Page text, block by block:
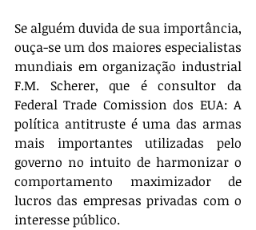
Se alguém duvida de sua importância,
ouça-se um dos maiores especialistas
mundiais em organização industrial
F.M. Scherer, que é consultor da
Federal Trade Comission dos EUA: A
política antitruste é uma das armas
mais importantes utilizadas pelo
governo no intuito de harmonizar o
comportamento maximizador de
lucros das empresas privadas com o
interesse público.